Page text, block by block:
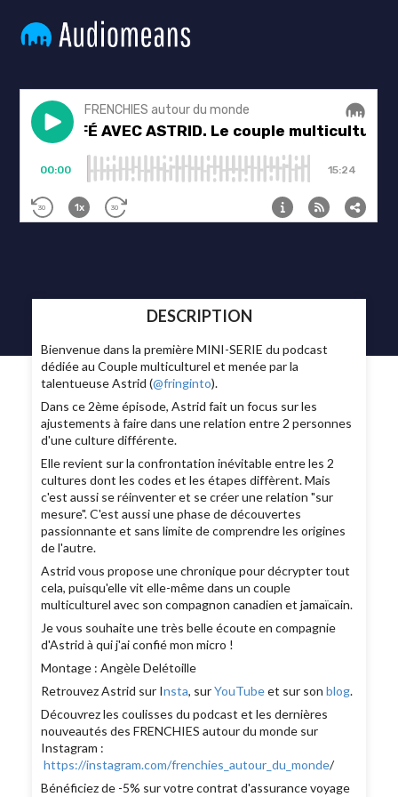
DESCRIPTION
Bienvenue dans la première MINI-SERIE du podcast
dédiée au Couple multiculturel et menée par la
talentueuse Astrid (@fringinto).
Dans ce 2ème épisode, Astrid fait un focus sur les
ajustements à faire dans une relation entre 2 personnes
d'une culture différente.
Elle revient sur la confrontation inévitable entre les 2
cultures dont les codes et les étapes diffèrent. Mais
c'est aussi se réinventer et se créer une relation "sur
mesure". C'est aussi une phase de découvertes
passionnante et sans limite de comprendre les origines
de l'autre.
Astrid vous propose une chronique pour décrypter tout
cela, puisqu'elle vit elle-même dans un couple
multiculturel avec son compagnon canadien et jamaïcain.
Je vous souhaite une très belle écoute en compagnie
d'Astrid à qui j'ai confié mon micro !
Montage : Angèle Delétoille
Retrouvez Astrid sur Insta, surYouTubeet sur sonblog.
Découvrez les coulisses du podcast et les dernières
nouveautés des FRENCHIES autour du monde sur
Instagram :
https://instagram.com/frenchies_autour_du_monde/
Bénéficiez de -5% sur votre contrat d'assurance voyage